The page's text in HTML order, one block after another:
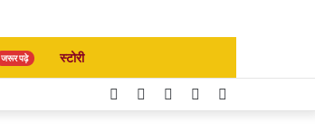
जरूर पढ़े स्टोरी
Instagram
YouTube
Twitter
Facebook